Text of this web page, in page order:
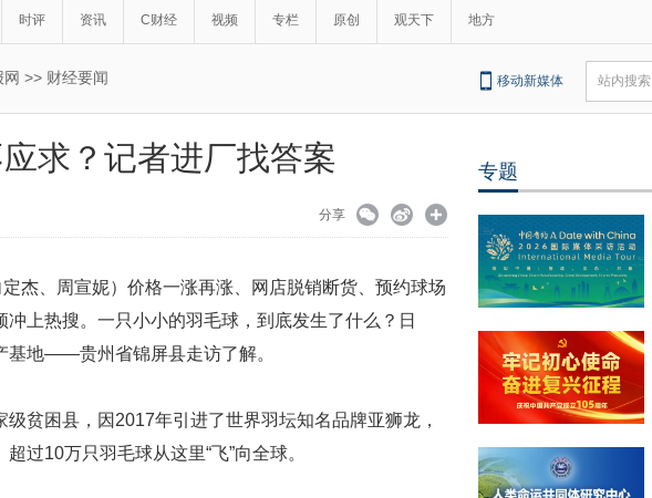
时评 资讯 C财经 视频 专栏 原创 观天下 地方
>> 财经要闻 移动新媒体 站内搜索
求？记者进厂找答案
分享
杰、周宣妮）价格一涨再涨、网店脱销断货、预约球场
上热搜。一只小小的羽毛球，到底发生了什么？日
基地——贵州省锦屏县走访了解。
贫困县，因2017年引进了世界羽坛知名品牌亚狮龙，
过10万只羽毛球从这里“飞”向全球。
专题